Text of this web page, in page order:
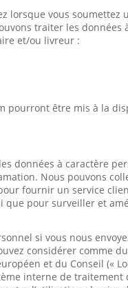
lorsque vous soumettez
traiter les données
et/ou livreur :
pourront être mis à la
données à caractère
Nous pouvons
fournir un service
pour surveiller et
si vous nous
considérer comme
et du Conseil («
interne de traitement